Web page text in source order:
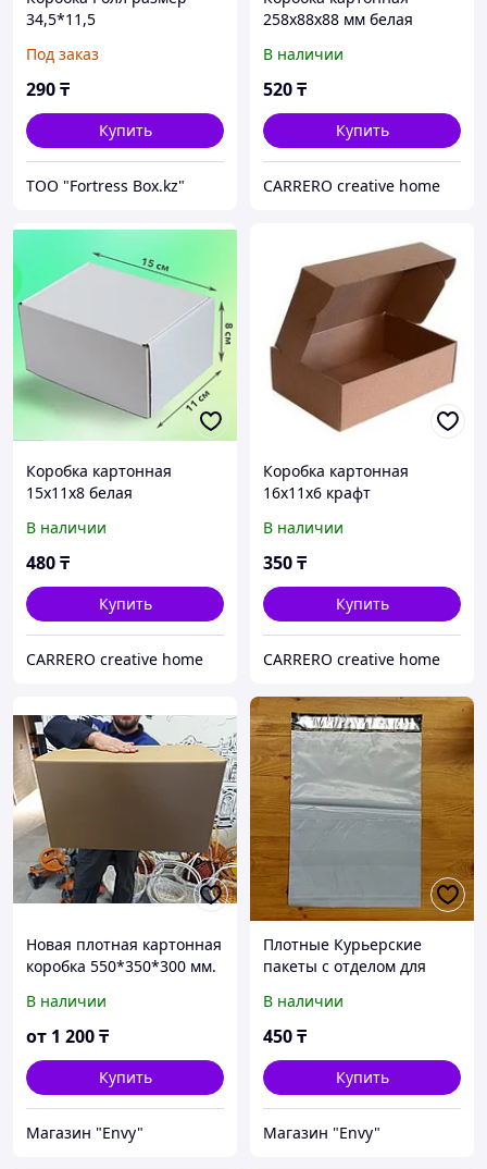
34,5*11,5
Под заказ
290₸
Купить
ТОО "Fortress Box.kz"
258х88х88 мм белая
В наличии
520₸
Купить
CARRERO creative home
Коробка картонная
15х11х8 белая
В наличии
480₸
Купить
CARRERO creative home
Коробка картонная
16х11х6 крафт
В наличии
350₸
Купить
CARRERO creative home
Новая плотная картонная
коробка 550*350*300 мм.
Отправка. Гофрокартон.
Гофротара. Гофрокоробки
В наличии
от 1 200₸
Купить
Магазин "Envy"
Плотные Курьерские
пакеты с отделом для
300/400 мм. Посылка.
Отправка. Доставка. Сейф
В наличии
450₸
Купить
Магазин "Envy"